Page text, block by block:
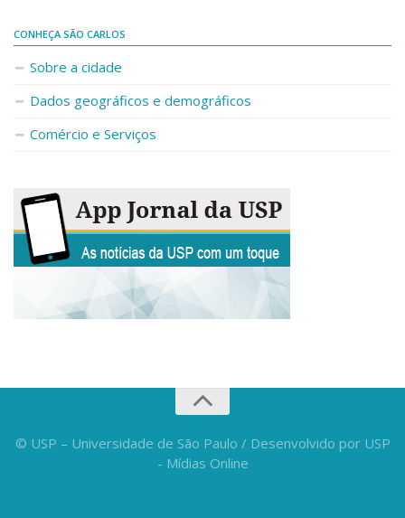
Dirigentes
Notícias e Eventos
Informações para ingressantes
Fale Conosco
Ouvidoria do Campus
Urgências
CONHEÇA SÃO CARLOS
Sobre a cidade
Dados geográficos e demográficos
Comércio e Serviços
© USP – Universidade de São Paulo / Desenvolvido por USP
- Mídias Online